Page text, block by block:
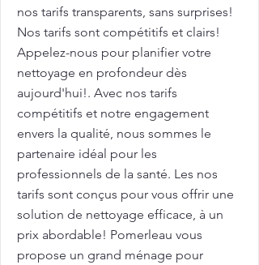
nos tarifs transparents, sans surprises!
Nos tarifs sont compétitifs et clairs!
Appelez-nous pour planifier votre
nettoyage en profondeur dès
aujourd'hui!. Avec nos tarifs
compétitifs et notre engagement
envers la qualité, nous sommes le
partenaire idéal pour les
professionnels de la santé. Les nos
tarifs sont conçus pour vous offrir une
solution de nettoyage efficace, à un
prix abordable! Pomerleau vous
propose un grand ménage pour